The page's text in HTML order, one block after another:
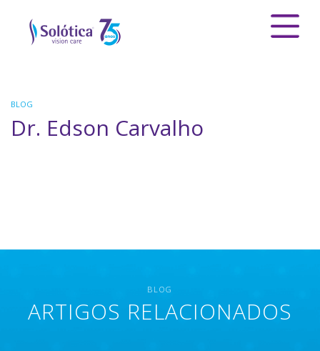
BLOG
Dr. Edson Carvalho
BLOG
ARTIGOS RELACIONADOS